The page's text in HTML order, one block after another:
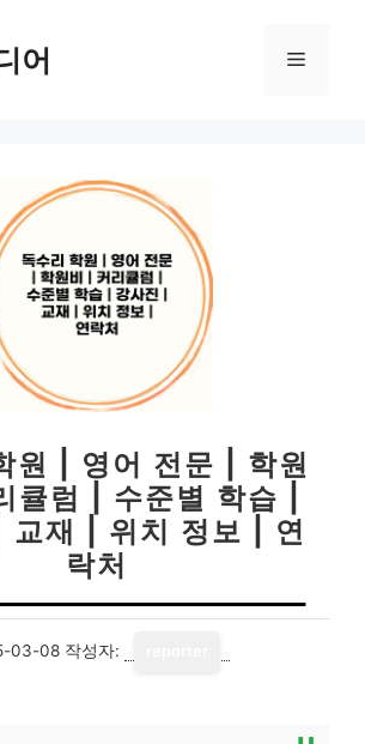
어 메
원 | 영어 전문 | 학원
큘럼 | 수준별 학습 |
교재 | 위치 정보 | 연
락처
03-08 작성자: